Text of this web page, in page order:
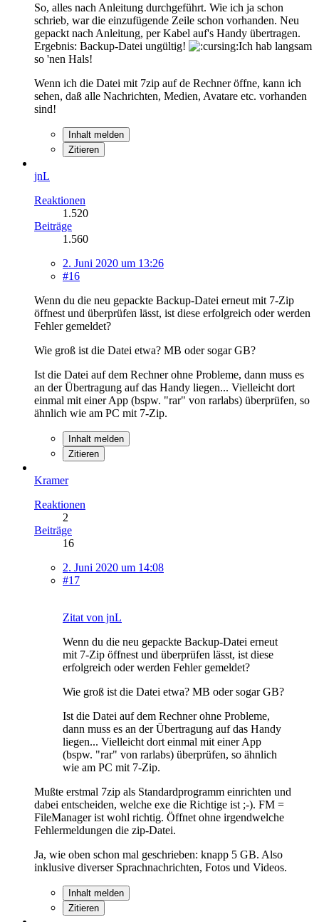
So, alles nach Anleitung durchgeführt. Wie ich ja schon
schrieb, war die einzufügende Zeile schon vorhanden. Neu
gepackt nach Anleitung, per Kabel auf's Handy übertragen.
Ergebnis: Backup-Datei ungültig!
Ich hab langsam
so 'nen Hals!
Wenn ich die Datei mit 7zip auf de Rechner öffne, kann ich
sehen, daß alle Nachrichten, Medien, Avatare etc. vorhanden
sind!
Inhalt melden
Zitieren
jnL
Reaktionen
1.520
Beiträge
1.560
2. Juni 2020 um 13:26
#16
Wenn du die neu gepackte Backup-Datei erneut mit 7-Zip
öffnest und überprüfen lässt, ist diese erfolgreich oder werden
Fehler gemeldet?
Wie groß ist die Datei etwa? MB oder sogar GB?
Ist die Datei auf dem Rechner ohne Probleme, dann muss es
an der Übertragung auf das Handy liegen... Vielleicht dort
einmal mit einer App (bspw. "rar" von rarlabs) überprüfen, so
ähnlich wie am PC mit 7-Zip.
Inhalt melden
Zitieren
Kramer
Reaktionen
2
Beiträge
16
2. Juni 2020 um 14:08
#17
Zitat von jnL
Wenn du die neu gepackte Backup-Datei erneut
mit 7-Zip öffnest und überprüfen lässt, ist diese
erfolgreich oder werden Fehler gemeldet?
Wie groß ist die Datei etwa? MB oder sogar GB?
Ist die Datei auf dem Rechner ohne Probleme,
dann muss es an der Übertragung auf das Handy
liegen... Vielleicht dort einmal mit einer App
(bspw. "rar" von rarlabs) überprüfen, so ähnlich
wie am PC mit 7-Zip.
Mußte erstmal 7zip als Standardprogramm einrichten und
dabei entscheiden, welche exe die Richtige ist ;-). FM =
FileManager ist wohl richtig. Öffnet ohne irgendwelche
Fehlermeldungen die zip-Datei.
Ja, wie oben schon mal geschrieben: knapp 5 GB. Also
inklusive diverser Sprachnachrichten, Fotos und Videos.
Inhalt melden
Zitieren